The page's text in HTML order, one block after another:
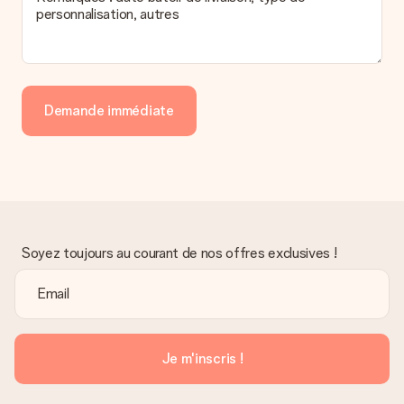
personnalisation, autres
Demande immédiate
Soyez toujours au courant de nos offres exclusives !
Je m'inscris !